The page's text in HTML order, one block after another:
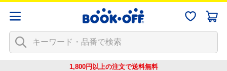
1,800円以上の注文で送料無料